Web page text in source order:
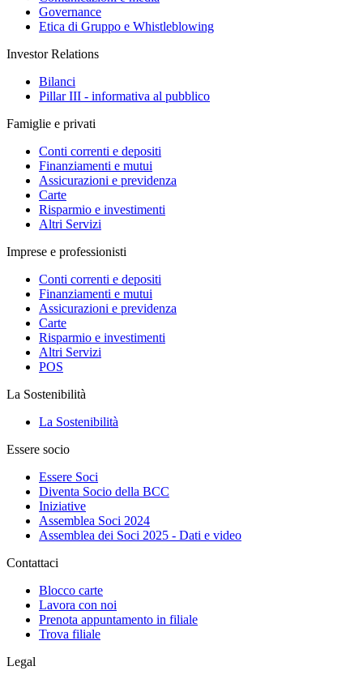
Governance
Etica di Gruppo e Whistleblowing
Investor Relations
Bilanci
Pillar III - informativa al pubblico
Famiglie e privati
Conti correnti e depositi
Finanziamenti e mutui
Assicurazioni e previdenza
Carte
Risparmio e investimenti
Altri Servizi
Imprese e professionisti
Conti correnti e depositi
Finanziamenti e mutui
Assicurazioni e previdenza
Carte
Risparmio e investimenti
Altri Servizi
POS
La Sostenibilità
La Sostenibilità
Essere socio
Essere Soci
Diventa Socio della BCC
Iniziative
Assemblea Soci 2024
Assemblea dei Soci 2025 - Dati e video
Contattaci
Blocco carte
Lavora con noi
Prenota appuntamento in filiale
Trova filiale
Legal